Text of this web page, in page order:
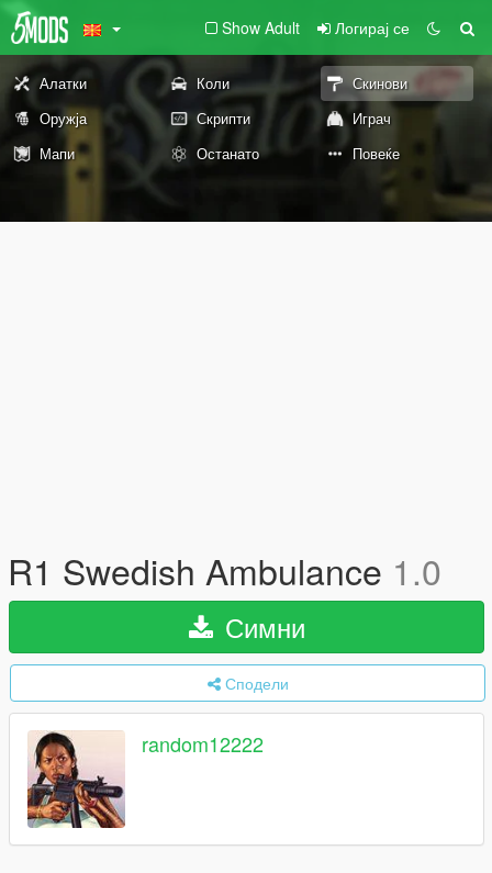
Show Adult Логирај се
Алатки Коли
Скинови
Оружја
Скрипти
Играч
Мапи
Останато Повеќе
R1 Swedish Ambulance 1.0
Симни
Сподели
random12222